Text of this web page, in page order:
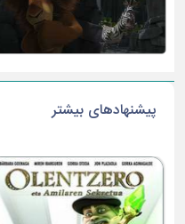
پیشنهادهای بیشتر